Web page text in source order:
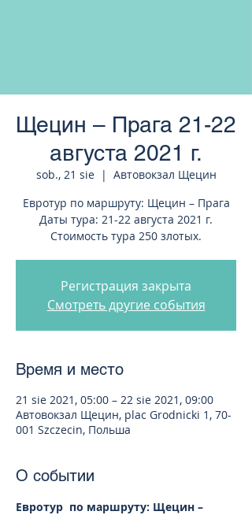
Щецин – Прага 21-22
августа 2021 г.
sob., 21 sie
  |
Автовокзал Щецин
Евротур по маршруту: Щецин – Прага
Даты тура: 21-22 августа 2021 г.
Стоимость тура 250 злотых.
Регистрация закрыта
Смотреть другие события
Время и место
21 sie 2021, 05:00 – 22 sie 2021, 09:00
Автовокзал Щецин, plac Grodnicki 1, 70-
001 Szczecin, Польша
О событии
Евротур  по маршруту: Щецин –